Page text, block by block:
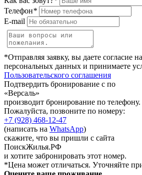
Телефон*
E-mail
*Отправляя заявку, вы даете согласие
персональных данных и принимаете
Пользовательского соглашения
Подтвердить бронирование с по
«Версаль»
производит бронирование по телефону.
Пожалуйста, позвоните по номеру:
+7 (928) 468-12-47
(написать на WhatsApp)
скажите, что вы пришли с сайта
ПоискЖилья.РФ
и хотите забронировать этот номер.
*Цена может отличаться. Уточняйте